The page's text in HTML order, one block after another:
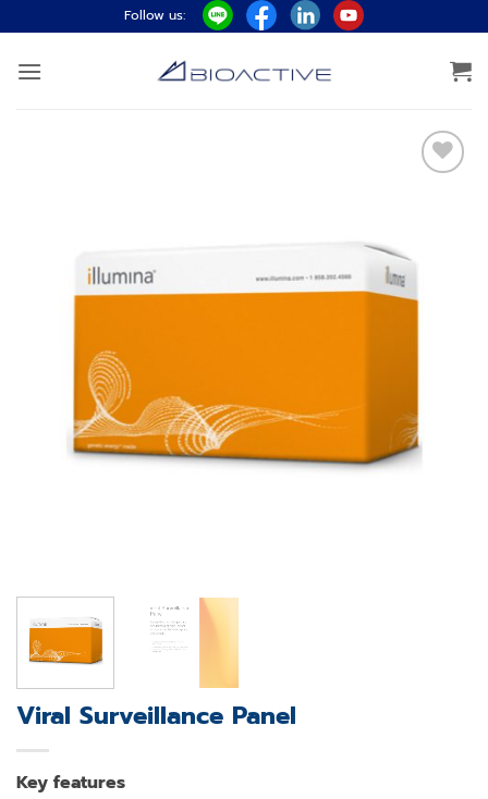
ไป
ยัง
Follow us:
Viral Surveillance Panel
Key features